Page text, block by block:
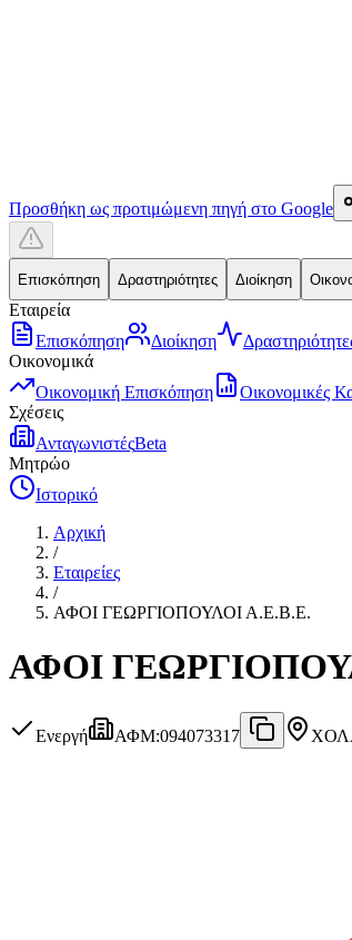
Προσθήκη ως προτιμώμενη πηγή στο Google
Επισκόπηση Δραστηριότητες Διοίκηση
Εταιρεία
Επισκόπηση
Διοίκηση
Οικονομικά
Οικονομική Επισκόπηση
Οικονομικές
Σχέσεις
ΑνταγωνιστέςBeta
Μητρώο
Ιστορικό
Αρχική
/
Εταιρείες
/
ΑΦΟΙ ΓΕΩΡΓΙΟΠΟΥΛΟΙ Α.Ε.Β.Ε.
ΑΦΟΙ
Ενεργή ΑΦΜ:094073317